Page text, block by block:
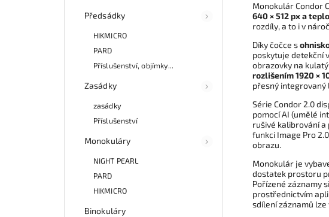
Předsádky
HIKMICRO
PARD
Příslušenství, objímky...
Zasádky
zasádky
Příslušenství
Monokuláry
NIGHT PEARL
PARD
HIKMICRO
Binokuláry
Monokulár Condor
640 × 512 px a
rozdíly, a to i v
Díky čočce s
poskytuje detekční
obrazovky na
rozlišením 1920 ×
přesný integrovaný
Série Condor 2.0
pomocí AI (umělé
rušivé kalibrování a
funkci Image Pro
obrazu.
Monokulár je
dostatek prostoru
Pořízené záznamy
prostřednictvím
sdílení záznamů lze